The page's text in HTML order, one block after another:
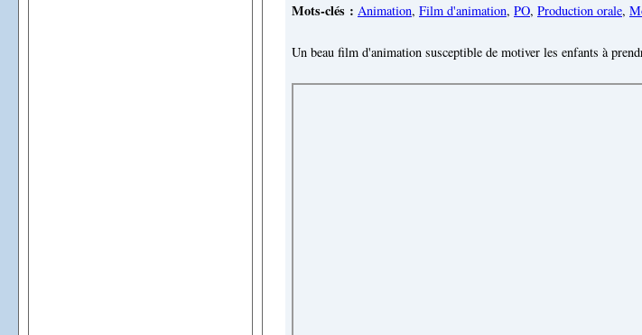
Mots-clés : Animation, Film d'animation, PO, Production orale,
Un beau film d'animation susceptible de motiver les enfants à